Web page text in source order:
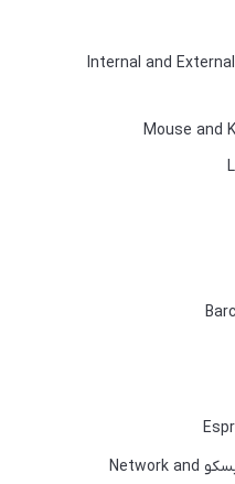
هارد اینترنال و اکسترنال Internal and External
تجهیزات شبکه و سرور و سیسکو Network and